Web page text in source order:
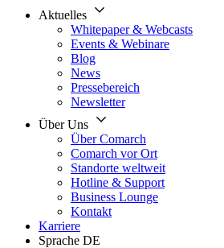
Aktuelles
Whitepaper & Webcasts
Events & Webinare
Blog
News
Pressebereich
Newsletter
Über Uns
Über Comarch
Comarch vor Ort
Standorte weltweit
Hotline & Support
Business Lounge
Kontakt
Karriere
Sprache DE